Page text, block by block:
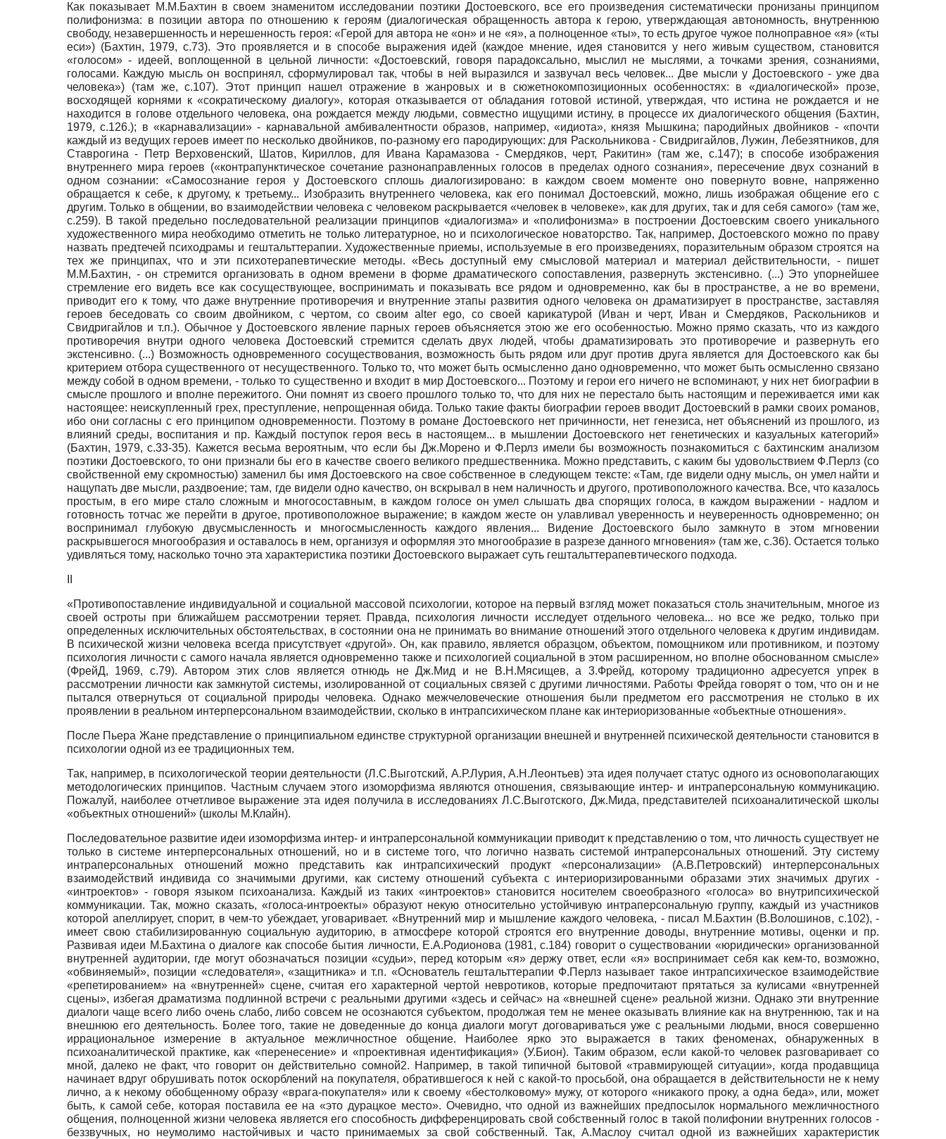
Как показывает М.М.Бахтин в своем знаменитом исследовании поэтики Достоевского, все его произведения систематически пронизаны принципом
полифонизма: в позиции автора по отношению к героям (диалогическая обращенность автора к герою, утверждающая автономность, внутреннюю
свободу, незавершенность и нерешенность героя: «Герой для автора не «он» и не «я», а полноценное «ты», то есть другое чужое полноправное «я» («ты
еси») (Бахтин, 1979, с.73). Это проявляется и в способе выражения идей (каждое мнение, идея становится у него живым существом, становится
«голосом» - идеей, воплощенной в цельной личности: «Достоевский, говоря парадоксально, мыслил не мыслями, а точками зрения, сознаниями,
голосами. Каждую мысль он воспринял, сформулировал так, чтобы в ней выразился и зазвучал весь человек... Две мысли у Достоевского - уже два
человека») (там же, с.107). Этот принцип нашел отражение в жанровых и в сюжетно­композиционных особенностях: в «диалогической» прозе,
восходящей корнями к «сократическому диалогу», которая отказывается от обладания готовой истиной, утверждая, что истина не рождается и не
находится в голове отдельного человека, она рождается между людьми, совместно ищущими истину, в процессе их диалогического общения (Бахтин,
1979, с.126.); в «карнавализации» - карнавальной амбивалентности образов, например, «идиота», князя Мышкина; пародийных двойников - «почти
каждый из ведущих героев имеет по несколько двойников, по-разному его пародирующих: для Раскольникова - Свидригайлов, Лужин, Лебезятников, для
Ставрогина - Петр Верховенский, Шатов, Кириллов, для Ивана Карамазова - Смердяков, черт, Ракитин» (там же, с.147); в способе изображения
внутреннего мира героев («контрапунктическое сочетание разнонаправленных голосов в пределах одного сознания», пересечение двух сознаний в
одном сознании: «Самосознание героя у Достоевского сплошь диалогизировано: в каждом своем моменте оно повернуто вовне, напряженно
обращается к себе, к другому, к третьему... Изобразить внутреннего человека, как его понимал Достоевский, можно, лишь изображая общение его с
другим. Только в общении, во взаимодействии человека с человеком раскрывается «человек в человеке», как для других, так и для себя самого» (там же,
с.259). В такой предельно последовательной реализации принципов «диалогизма» и «полифонизма» в построении Достоевским своего уникального
художественного мира необходимо отметить не только литературное, но и психологическое новаторство. Так, например, Достоевского можно по праву
назвать предтечей психодрамы и гештальттерапии. Художественные приемы, используемые в его произведениях, поразительным образом строятся на
тех же принципах, что и эти психотерапевтические методы. «Весь доступный ему смысловой материал и материал действительности, - пишет
М.М.Бахтин, - он стремится организовать в одном времени в форме драматического сопоставления, развернуть экстенсивно. (...) Это упорнейшее
стремление его видеть все как сосуществующее, воспринимать и показывать все рядом и одновременно, как бы в пространстве, а не во времени,
приводит его к тому, что даже внутренние противоречия и внутренние этапы развития одного человека он драматизирует в пространстве, заставляя
героев беседовать со своим двойником, с чертом, со своимalter ego, со своей карикатурой (Иван и черт, Иван и Смердяков, Раскольников и
Свидригайлов и т.п.). Обычное у Достоевского явление парных героев объясняется этою же его особенностью. Можно прямо сказать, что из каждого
противоречия внутри одного человека Достоевский стремится сделать двух людей, чтобы драматизировать это противоречие и развернуть его
экстенсивно. (...) Возможность одновременного сосуществования, возможность быть рядом или друг против друга является для Достоевского как бы
критерием отбора существенного от несущественного. Только то, что может быть осмысленно дано одновременно, что может быть осмысленно связано
между собой в одном времени, - только то существенно и входит в мир Достоевского... Поэтому и герои его ничего не вспоминают, у них нет биографии в
смысле прошлого и вполне пережитого. Они помнят из своего прошлого только то, что для них не перестало быть настоящим и переживается ими как
настоящее: неискупленный грех, преступление, непрощенная обида. Только такие факты биографии героев вводит Достоевский в рамки своих романов,
ибо они согласны с его принципом одновременности. Поэтому в романе Достоевского нет причинности, нет генезиса, нет объяснений из прошлого, из
влияний среды, воспитания и пр. Каждый поступок героя весь в настоящем... в мышлении Достоевского нет генетических и казуальных категорий»
(Бахтин, 1979, с.33-35). Кажется весьма вероятным, что если бы Дж.Морено и Ф.Перлз имели бы возможность познакомиться с бахтинским анализом
поэтики Достоевского, то они признали бы его в качестве своего великого предшественника. Можно представить, с каким бы удовольствием Ф.Перлз (со
свойственной ему скромностью) заменил бы имя Достоевского на свое собственное в следующем тексте: «Там, где видели одну мысль, он умел найти и
нащупать две мысли, раздвоение; там, где видели одно качество, он вскрывал в нем наличность и другого, противоположного качества. Все, что казалось
простым, в его мире стало сложным и многосоставным, в каждом голосе он умел слышать два спорящих голоса, в каждом выражении - надлом и
готовность тотчас же перейти в другое, противоположное выражение; в каждом жесте он улавливал уверенность и неуверенность одновременно; он
воспринимал глубокую двусмысленность и многосмысленность каждого явления... Видение Достоевского было замкнуто в этом мгновении
раскрывшегося многообразия и оставалось в нем, организуя и оформляя это многообразие в разрезе данного мгновения» (там же, с.36). Остается только
удивляться тому, насколько точно эта характеристика поэтики Достоевского выражает суть гештальттерапевтического подхода.
«Противопоставление индивидуальной и социальной массовой психологии, которое на первый взгляд может показаться столь значительным, многое из
своей остроты при ближайшем рассмотрении теряет. Правда, психология личности исследует отдельного человека... но все же редко, только при
определенных исключительных обстоятельствах, в состоянии она не принимать во внимание отношений этого отдельного человека к другим индивидам.
В психической жизни человека всегда присутствует «другой». Он, как правило, является образцом, объектом, помощником или противником, и поэтому
психология личности с самого начала является одновременно также и психологией социальной в этом расширенном, но вполне обоснованном смысле»
(ФрейД, 1969, с.79). Автором этих слов является отнюдь не Дж.Мид и не В.Н.Мясищев,a 3.Фрейд, которому традиционно адресуется упрек в
рассмотрении личности как замкнутой системы, изолированной от социальных связей с другими личностями. Работы Фрейда говорят о том, что он и не
пытался отвернуться от социальной природы человека. Однако межчеловеческие отношения были предметом его рассмотрения не столько в их
проявлении в реальном интерперсональном взаимодействии, сколько в интрапсихическом плане как интериоризованные «объектные отношения».
После Пьера Жане представление о принципиальном единстве структурной организации внешней и внутренней психической деятельности становится в
психологии одной из ее традиционных тем.
Так, например, в психологической теории деятельности (Л.С.Выготский, А.Р.Лурия, А.Н.Леонтьев) эта идея получает статус одного из основополагающих
методологических принципов. Частным случаем этого изоморфизма являются отношения, связывающие интер- и интраперсональную коммуникацию.
Пожалуй, наиболее отчетливое выражение эта идея получила в исследованиях Л.С.Выготского, Дж.Мида, представителей психоаналитической школы
«объектных отношений» (школы М.Клайн).
Последовательное развитие идеи изоморфизма интер- и интраперсональной коммуникации приводит к представлению о том, что личность существует не
только в системе интерперсональных отношений, но и в системе того, что логично назвать системой интраперсональных отношений. Эту систему
интраперсональных отношений можно представить как интрапсихический продукт «персонализации» (А.В.Петровский) интерперсональных
взаимодействий индивида со значимыми другими, как систему отношений субъекта с интериоризированными образами этих значимых других -
«интроектов» - говоря языком психоанализа. Каждый из таких «интроектов» становится носителем своеобразного «голоса» во внутрипсихической
коммуникации. Так, можно сказать, «голоса-интроекты» образуют некую относительно устойчивую интраперсональную группу, каждый из участников
которой апеллирует, спорит, в чем-то убеждает, уговаривает. «Внутренний мир и мышление каждого человека, - писал М.Бахтин (В.Волошинов, с.102), -
имеет свою стабилизированную социальную аудиторию, в атмосфере которой строятся его внутренние доводы, внутренние мотивы, оценки и пр.
Развивая идеи М.Бахтина о диалоге как способе бытия личности, Е.А.Родионова (1981, с.184) говорит о существовании «юридически» организованной
внутренней аудитории, где могут обозначаться позиции «судьи», перед которым «я» держу ответ, если «я» воспринимает себя как кем-то, возможно,
«обвиняемый», позиции «следователя», «защитника» и т.п. «Основатель гештальттерапии Ф.Перлз называет такое интрапсихическое взаимодействие
«репетированием» на «внутренней» сцене, считая его характерной чертой невротиков, которые предпочитают прятаться за кулисами «внутренней
сцены», избегая драматизма подлинной встречи с реальными другими «здесь и сейчас» на «внешней сцене» реальной жизни. Однако эти внутренние
диалоги чаще всего либо очень слабо, либо совсем не осознаются субъектом, продолжая тем не менее оказывать влияние как на внутреннюю, так и на
внешнюю его деятельность. Более того, такие не доведенные до конца диалоги могут договариваться уже с реальными людьми, внося совершенно
иррациональное измерение в актуальное межличностное общение. Наиболее ярко это выражается в таких феноменах, обнаруженных в
психоаналитической практике, как «перенесение» и «проективная идентификация» (У.Бион). Таким образом, если какой-то человек разговаривает со
мной, далеко не факт, что говорит он действительно сомной2. Например, в такой типичной бытовой «травмирующей ситуации», когда продавщица
начинает вдруг обрушивать поток оскорблений на покупателя, обратившегося к ней с какой-то просьбой, она обращается в действительности не к нему
лично, а к некому обобщенному образу «врага-покупателя» или к своему «бестолковому» мужу, от которого «никакого проку, а одна беда», или, может
быть, к самой себе, которая поставила ее на «это дурацкое место». Очевидно, что одной из важнейших предпосылок нормального межличностного
общения, полноценной жизни человека является его способность дифференцировать свой собственный голос в такой полифонии внутренних голосов -
беззвучных, но неумолимо настойчивых и часто принимаемых за свой собственный. Так, А.Маслоу считал одной из важнейших характеристик